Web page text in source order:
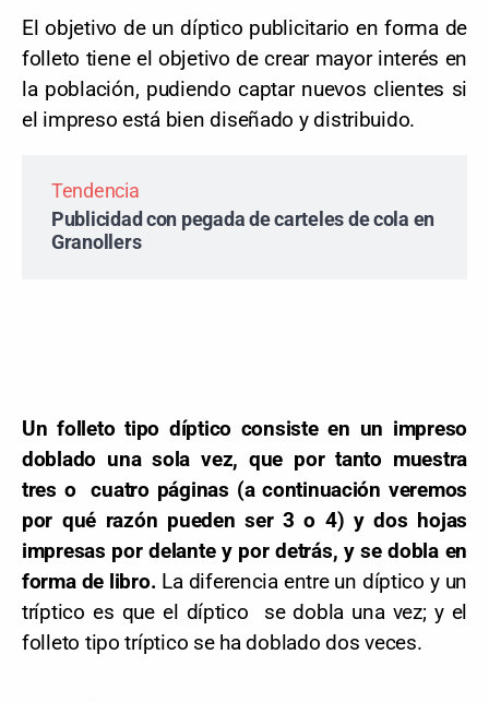
El objetivo de un díptico publicitario en forma de
folleto tiene el objetivo de crear mayor interés en
la población, pudiendo captar nuevos clientes si
el impreso está bien diseñado y distribuido.
Tendencia
Publicidad con pegada de carteles de cola en
Granollers
Un folleto tipo díptico consiste en un impreso
doblado una sola vez, que por tanto muestra
tres o cuatro páginas (a continuación veremos
por qué razón pueden ser 3 o 4) y dos hojas
impresas por delante y por detrás, y se dobla en
forma de libro. La diferencia entre un díptico y un
tríptico es que el díptico se dobla una vez; y el
folleto tipo tríptico se ha doblado dos veces.